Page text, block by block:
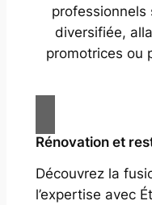
professionnels
diversifiée,
promotrices ou
Rénovation et
Découvrez la
l’expertise avec